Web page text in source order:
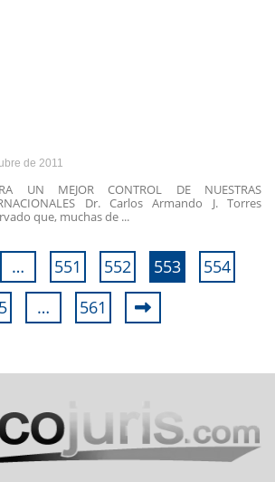
de 2011
UN MEJOR CONTROL DE NUESTRAS
Dr. Carlos Armando J. Torres
que, muchas de ...
… 551 552 553
554
… 561